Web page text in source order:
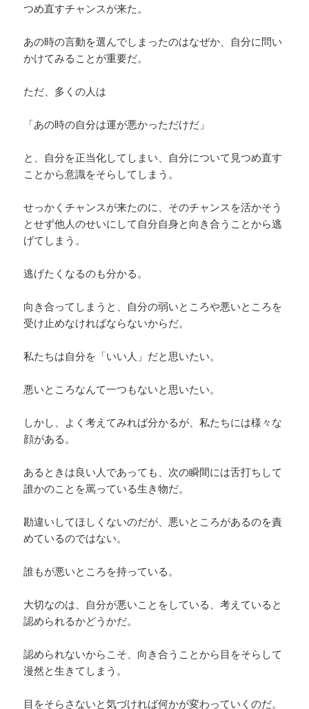
つめ直すチャンスが来た。
あの時の言動を選んでしまったのはなぜか、自分に問い
かけてみることが重要だ。
ただ、多くの人は
「あの時の自分は運が悪かっただけだ」
と、自分を正当化してしまい、自分について見つめ直す
ことから意識をそらしてしまう。
せっかくチャンスが来たのに、そのチャンスを活かそう
とせず他人のせいにして自分自身と向き合うことから逃
げてしまう。
逃げたくなるのも分かる。
向き合ってしまうと、自分の弱いところや悪いところを
受け止めなければならないからだ。
私たちは自分を「いい人」だと思いたい。
悪いところなんて一つもないと思いたい。
しかし、よく考えてみれば分かるが、私たちには様々な
顔がある。
あるときは良い人であっても、次の瞬間には舌打ちして
誰かのことを罵っている生き物だ。
勘違いしてほしくないのだが、悪いところがあるのを責
めているのではない。
誰もが悪いところを持っている。
大切なのは、自分が悪いことをしている、考えていると
認められるかどうかだ。
認められないからこそ、向き合うことから目をそらして
漫然と生きてしまう。
目をそらさないと気づければ何かが変わっていくのだ。